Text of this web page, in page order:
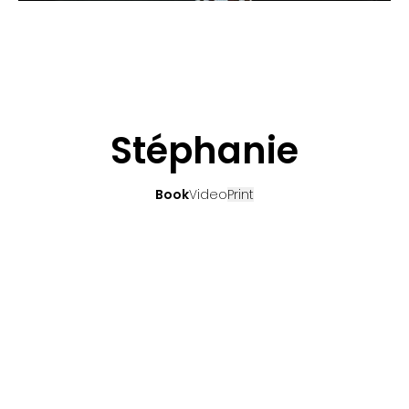
Stéphanie
BookVideoPrint